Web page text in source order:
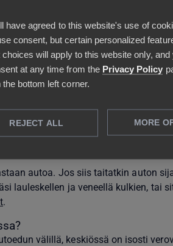
joka
ja viime kädessä yritys itse päättää
maksamaan tietyn minimikorvauksen;
eri TES-tulkinnoilla.
tai muun kulkuvälineen käyttöön
summa, joka saattaa vaihdella
neljä senttiä vähemmän per
autoa. Jos siis taitatkin auton
lauleskellen ja veneellä kulkien, tai
.
välillä, keskiössä on isosti
have agreed to this website's use of
consent, but certain personalized
will apply to this website only, and
at any time from the Privacy Policy
the bottom left corner.
REJECT ALL MORE